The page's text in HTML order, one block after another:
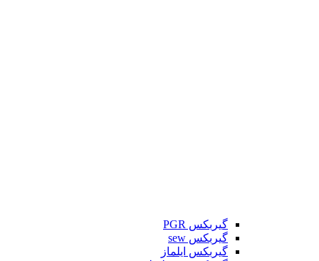
گیربکس PGR
گیربکس sew
گیربکس ایلماز